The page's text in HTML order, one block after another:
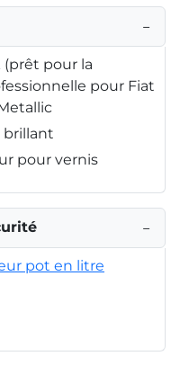
−
(prêt pour la
pour Fiat
brillant
pour vernis
−
pot en litre